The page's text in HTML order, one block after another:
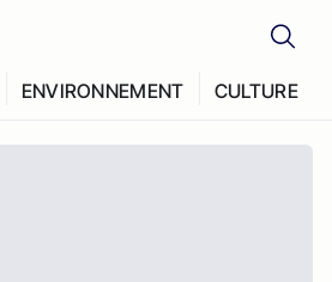
ENVIRONNEMENT CULTURE